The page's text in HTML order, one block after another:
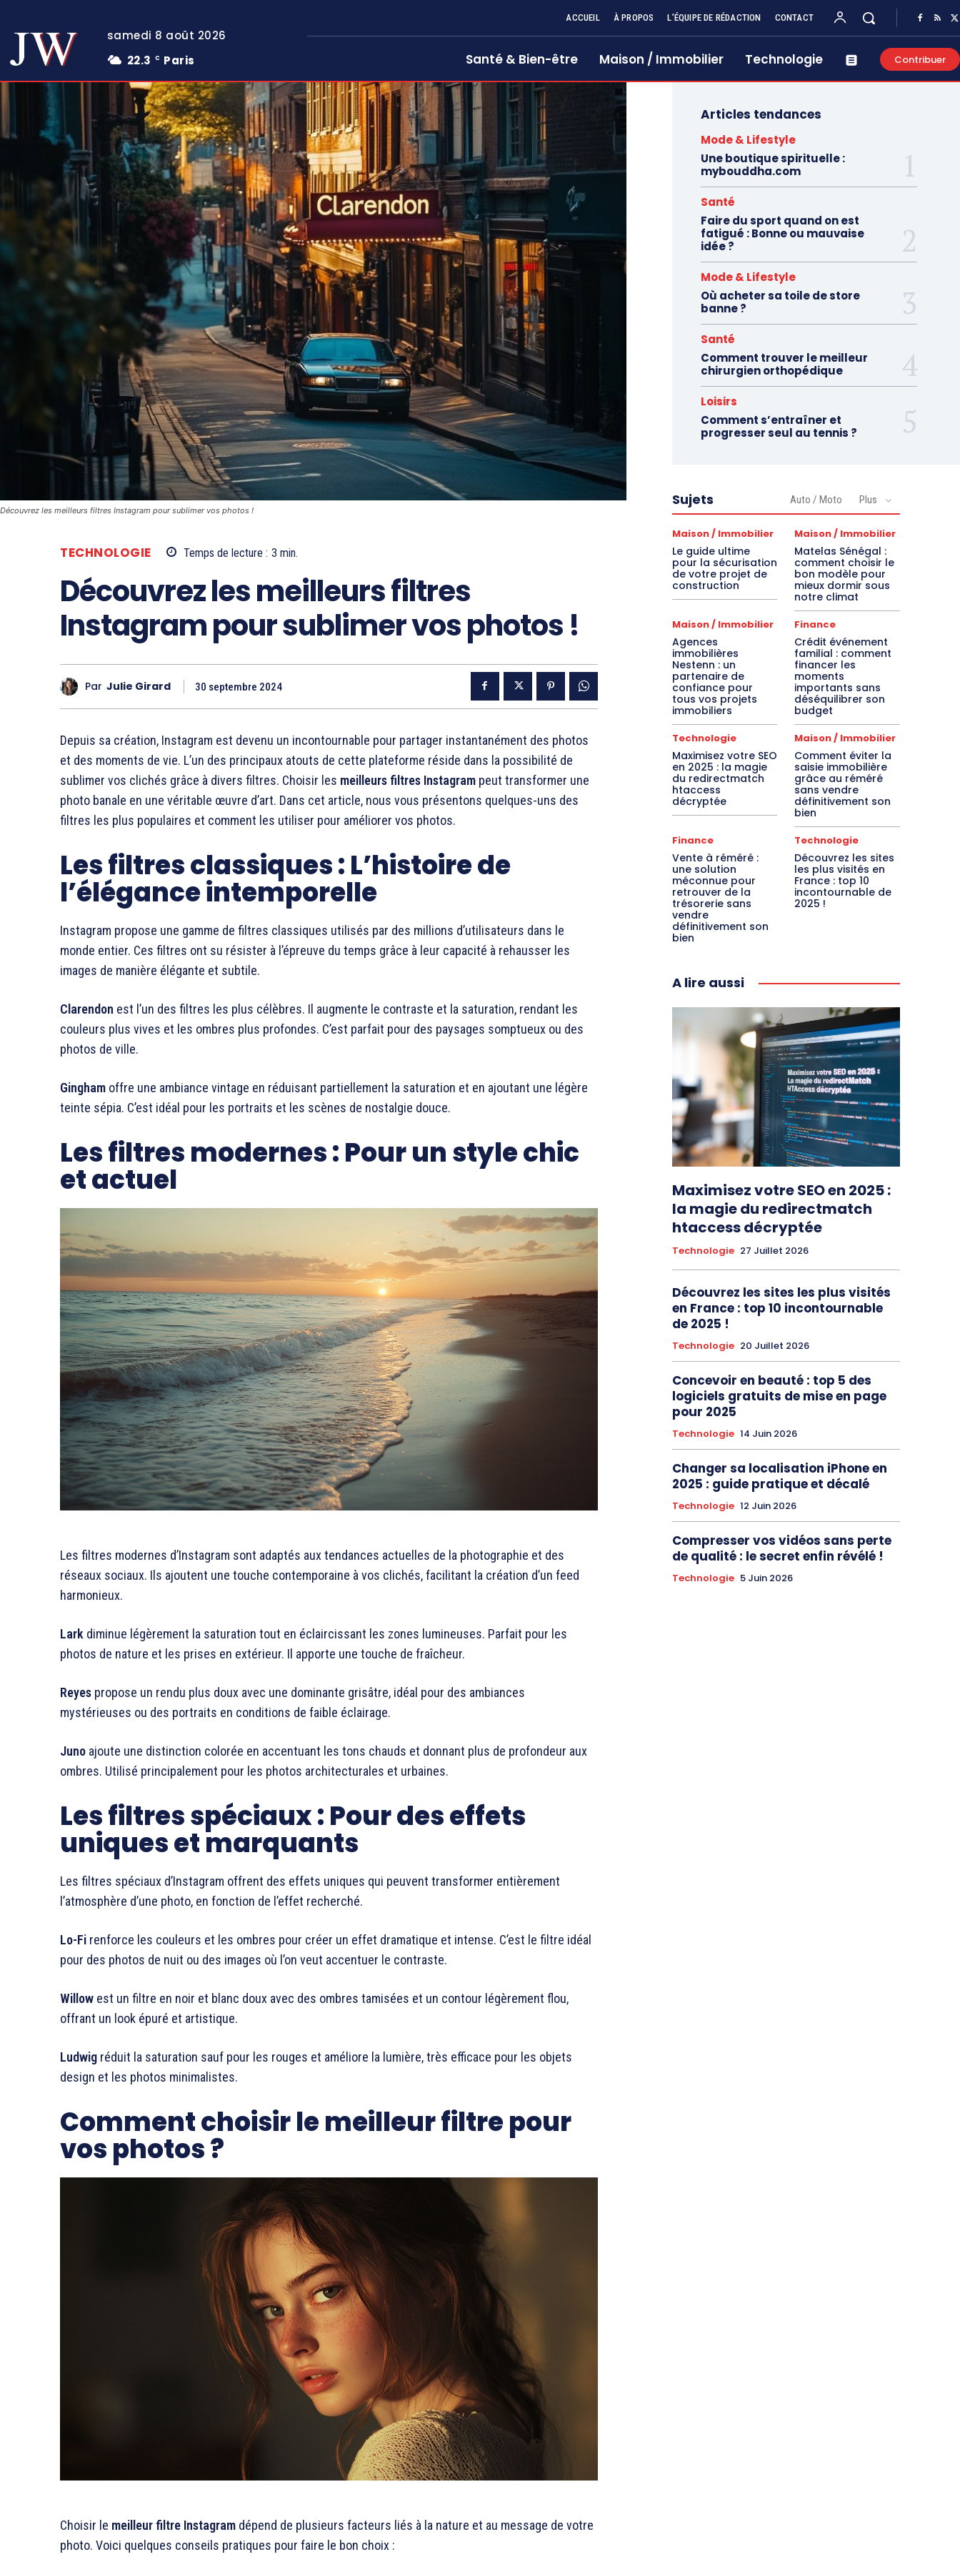
samedi 8 août 2026
22.3
C Paris
ACCUEIL À PROPOS L’ÉQUIPE DE RÉDACTION CONTACT
Santé & Bien-être Maison / Immobilier Technologie Contribuer
Découvrez les meilleurs filtres Instagram pour sublimer vos photos !
TECHNOLOGIE Temps de lecture : 3 min.
Découvrez les meilleurs filtres
Instagram pour sublimer vos photos !
Par Julie Girard 30 septembre 2024
Depuis sa création, Instagram est devenu un incontournable pour partager instantanément des photos
et des moments de vie. L’un des principaux atouts de cette plateforme réside dans la possibilité de
sublimer vos clichés grâce à divers filtres. Choisir les meilleurs filtres Instagram peut transformer une
photo banale en une véritable œuvre d’art. Dans cet article, nous vous présentons quelques-uns des
filtres les plus populaires et comment les utiliser pour améliorer vos photos.
Les filtres classiques : L’histoire de
l’élégance intemporelle
Instagram propose une gamme de filtres classiques utilisés par des millions d’utilisateurs dans le
monde entier. Ces filtres ont su résister à l’épreuve du temps grâce à leur capacité à rehausser les
images de manière élégante et subtile.
Clarendon est l’un des filtres les plus célèbres. Il augmente le contraste et la saturation, rendant les
couleurs plus vives et les ombres plus profondes. C’est parfait pour des paysages somptueux ou des
photos de ville.
Gingham offre une ambiance vintage en réduisant partiellement la saturation et en ajoutant une légère
teinte sépia. C’est idéal pour les portraits et les scènes de nostalgie douce.
Les filtres modernes : Pour un style chic
et actuel
Les filtres modernes d’Instagram sont adaptés aux tendances actuelles de la photographie et des
réseaux sociaux. Ils ajoutent une touche contemporaine à vos clichés, facilitant la création d’un feed
harmonieux.
Lark diminue légèrement la saturation tout en éclaircissant les zones lumineuses. Parfait pour les
photos de nature et les prises en extérieur. Il apporte une touche de fraîcheur.
Reyes propose un rendu plus doux avec une dominante grisâtre, idéal pour des ambiances
mystérieuses ou des portraits en conditions de faible éclairage.
Juno ajoute une distinction colorée en accentuant les tons chauds et donnant plus de profondeur aux
ombres. Utilisé principalement pour les photos architecturales et urbaines.
Les filtres spéciaux : Pour des effets
uniques et marquants
Les filtres spéciaux d’Instagram offrent des effets uniques qui peuvent transformer entièrement
l’atmosphère d’une photo, en fonction de l’effet recherché.
Lo-Fi renforce les couleurs et les ombres pour créer un effet dramatique et intense. C’est le filtre idéal
pour des photos de nuit ou des images où l’on veut accentuer le contraste.
Willow est un filtre en noir et blanc doux avec des ombres tamisées et un contour légèrement flou,
offrant un look épuré et artistique.
Ludwig réduit la saturation sauf pour les rouges et améliore la lumière, très efficace pour les objets
design et les photos minimalistes.
Comment choisir le meilleur filtre pour
vos photos ?
Choisir le meilleur filtre Instagram dépend de plusieurs facteurs liés à la nature et au message de votre
photo. Voici quelques conseils pratiques pour faire le bon choix :
Articles tendances
Mode & Lifestyle
Une boutique spirituelle :
mybouddha.com
Santé
Faire du sport quand on est
fatigué : Bonne ou mauvaise
idée ?
Mode & Lifestyle
Où acheter sa toile de store
banne ?
Santé
Comment trouver le meilleur
chirurgien orthopédique
Loisirs
Comment s’entraîner et
progresser seul au tennis ?
Sujets Auto / Moto Plus
Maison / Immobilier
Le guide ultime
pour la sécurisation
de votre projet de
construction
Maison / Immobilier
Matelas Sénégal :
comment choisir le
bon modèle pour
mieux dormir sous
notre climat
Maison / Immobilier
Agences
immobilières
Nestenn : un
partenaire de
confiance pour
tous vos projets
immobiliers
Finance
Crédit événement
familial : comment
financer les
moments
importants sans
déséquilibrer son
budget
Technologie
Maximisez votre SEO
en 2025 : la magie
du redirectmatch
htaccess
décryptée
Maison / Immobilier
Comment éviter la
saisie immobilière
grâce au réméré
sans vendre
définitivement son
bien
Finance
Vente à réméré :
une solution
méconnue pour
retrouver de la
trésorerie sans
vendre
définitivement son
bien
Technologie
Découvrez les sites
les plus visités en
France : top 10
incontournable de
2025 !
A lire aussi
Maximisez votre SEO en 2025 :
la magie du redirectmatch
htaccess décryptée
Technologie 27 Juillet 2026
Découvrez les sites les plus visités
en France : top 10 incontournable
de 2025 !
Technologie 20 Juillet 2026
Concevoir en beauté : top 5 des
logiciels gratuits de mise en page
pour 2025
Technologie 14 Juin 2026
Changer sa localisation iPhone en
2025 : guide pratique et décalé
Technologie 12 Juin 2026
Compresser vos vidéos sans perte
de qualité : le secret enfin révélé !
Technologie 5 Juin 2026